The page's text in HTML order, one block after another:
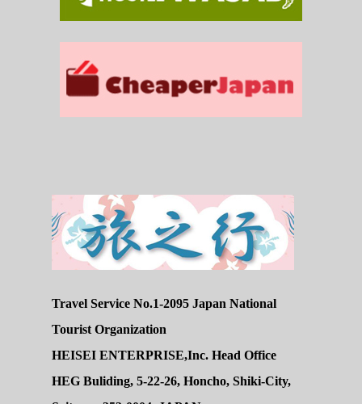
Travel Service No.1-2095 Japan National
Tourist Organization
HEISEI ENTERPRISE,Inc. Head Office
HEG Buliding, 5-22-26, Honcho, Shiki-City,